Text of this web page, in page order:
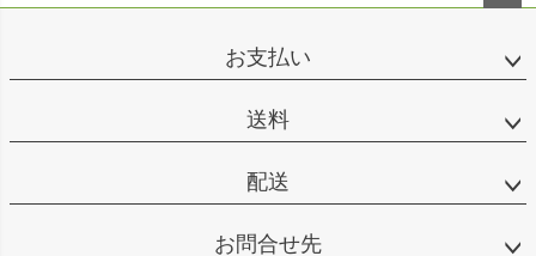
お支払い
送料
配送
お問合せ先
ップ